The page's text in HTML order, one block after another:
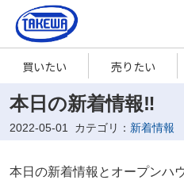
買いたい 売りたい
本日の新着情報‼
2022-05-01 カテゴリ： 新着情報
本日の新着情報とオープンハ